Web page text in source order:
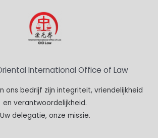
International Office of Law
ons bedrijf zijn integriteit, vriendelijkheid
en verantwoordelijkheid.
Uw delegatie, onze missie.